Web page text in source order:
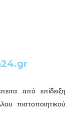
από επίδειξη
πιστοποιητικού